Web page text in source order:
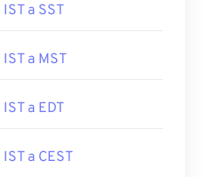
IST a SST
IST a MST
IST a EDT
IST a CEST